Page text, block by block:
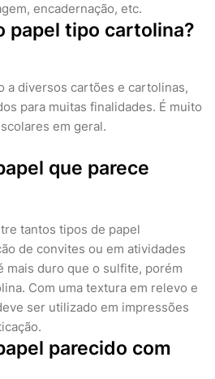
encadernação, etc.
papel tipo cartolina?
a diversos cartões e cartolinas,
para muitas finalidades. É muito
em geral.
que parece
tantos tipos de papel
de convites ou em atividades
mais duro que o sulfite, porém
Com uma textura em relevo e
ser utilizado em impressões
parecido com